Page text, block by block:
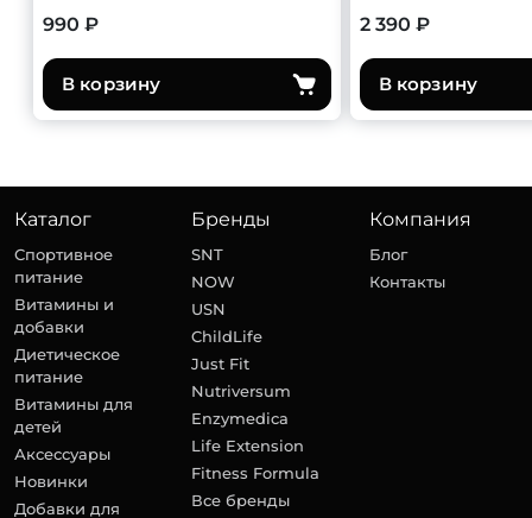
990 ₽
В корзину
2 390 ₽
В корзину
Каталог
Спортивное
питание
Витамины и
добавки
Диетическое
питание
Витамины для
детей
Аксессуары
Новинки
Добавки для
Бренды
SNT
NOW
USN
ChildLife
Just Fit
Nutriversum
Enzymedica
Life Extension
Fitness Formula
Все бренды
Компания
Блог
Контакты